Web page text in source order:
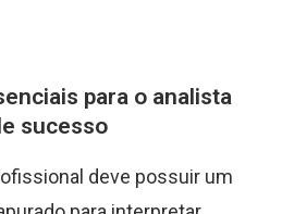
para o analista
sucesso
deve possuir um